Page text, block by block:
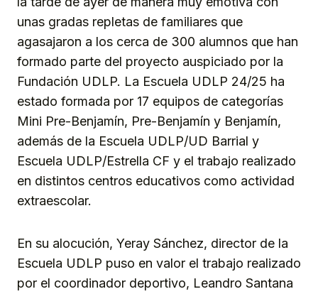
unas gradas repletas de familiares que
agasajaron a los cerca de 300 alumnos que han
formado parte del proyecto auspiciado por la
Fundación UDLP. La Escuela UDLP 24/25 ha
estado formada por 17 equipos de categorías
Mini Pre-Benjamín, Pre-Benjamín y Benjamín,
además de la Escuela UDLP/UD Barrial y
Escuela UDLP/Estrella CF y el trabajo realizado
en distintos centros educativos como actividad
extraescolar.
En su alocución, Yeray Sánchez, director de la
Escuela UDLP puso en valor el trabajo realizado
por el coordinador deportivo, Leandro Santana